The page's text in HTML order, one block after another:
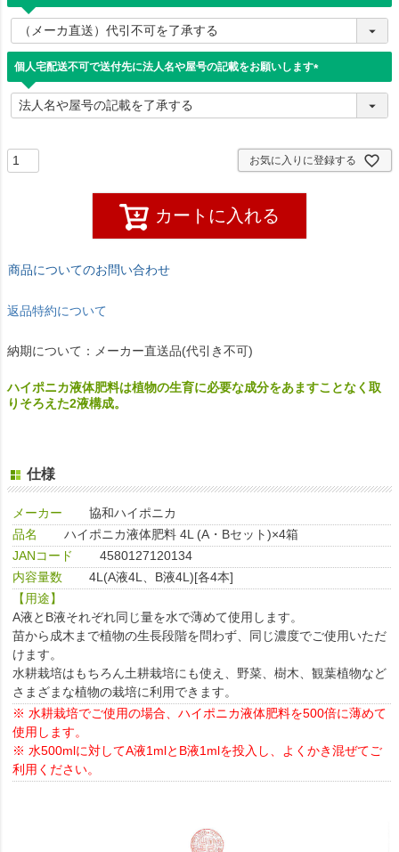
必
須
)
個人宅配送不可で送付先に法人名や屋号の記載をお願いします
須
お気に入りに登録する
カートに入れる
商品についてのお問い合わせ
返品特約について
納期について：メーカー直送品(代引き不可)
ハイポニカ液体肥料は植物の生育に必要な成分をあますことなく取
りそろえた2液構成。
仕様
メーカー
協和ハイポニカ
品名
ハイポニカ液体肥料 4L (A・Bセット)×4箱
JANコード
4580127120134
内容量数
4L(A液4L、B液4L)[各4本]
【用途】
A液とB液それぞれ同じ量を水で薄めて使用します。
苗から成木まで植物の生長段階を問わず、同じ濃度でご使用いただ
けます。
水耕栽培はもちろん土耕栽培にも使え、野菜、樹木、観葉植物など
さまざまな植物の栽培に利用できます。
※ 水耕栽培でご使用の場合、ハイポニカ液体肥料を500倍に薄めて
使用します。
※ 水500mlに対してA液1mlとB液1mlを投入し、よくかき混ぜてご
利用ください。